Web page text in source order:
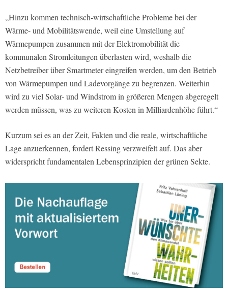
„Hinzu kommen technisch-wirtschaftliche Probleme bei der
Wärme- und Mobilitätswende, weil eine Umstellung auf
Wärmepumpen zusammen mit der Elektromobilität die
kommunalen Stromleitungen überlasten wird, weshalb die
Netzbetreiber über Smartmeter eingreifen werden, um den Betrieb
von Wärmepumpen und Ladevorgänge zu begrenzen. Weiterhin
wird zu viel Solar- und Windstrom in größeren Mengen abgeregelt
werden müssen, was zu weiteren Kosten in Milliardenhöhe führt.“
Kurzum sei es an der Zeit, Fakten und die reale, wirtschaftliche
Lage anzuerkennen, fordert Ressing verzweifelt auf. Das aber
widerspricht fundamentalen Lebensprinzipien der grünen Sekte.